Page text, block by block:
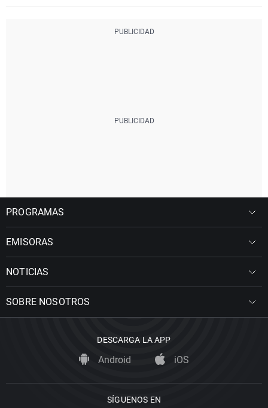
PROGRAMAS
EMISORAS
NOTICIAS
SOBRE NOSOTROS
DESCARGA LA APP
Android iOS
SÍGUENOS EN